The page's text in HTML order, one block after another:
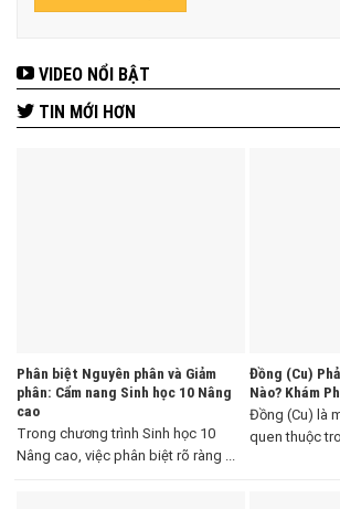
VIDEO NỔI BẬT
TIN MỚI HƠN
Phân biệt Nguyên phân và Giảm
phân: Cẩm nang Sinh học 10 Nâng
cao
Trong chương trình Sinh học 10
Nâng cao, việc phân biệt rõ ràng ...
Đồng (Cu)
Nào? Khám
Đồng (Cu) là
quen thuộc